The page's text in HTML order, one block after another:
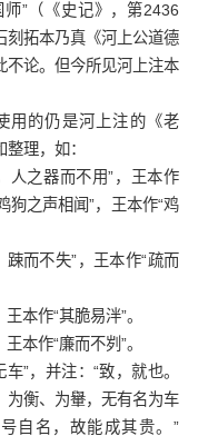
”（《史记》，第2436
刻拓本乃真《河上公道德
不论。但今所见河上注本
用的仍是河上注的《老
理，如：
人之器而不用”，王本作
狗之声相闻”，王本作“鸡
而不失”，王本作“疏而
本作“其脆易泮”。
本作“廉而不刿”。
”，并注：“致，就也。
为衡、为轝，无有名为车
自名，故能成其贵。”